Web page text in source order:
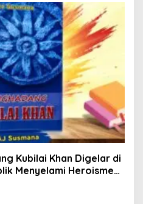
Kubilai Khan Digelar di
Menyelami Heroisme